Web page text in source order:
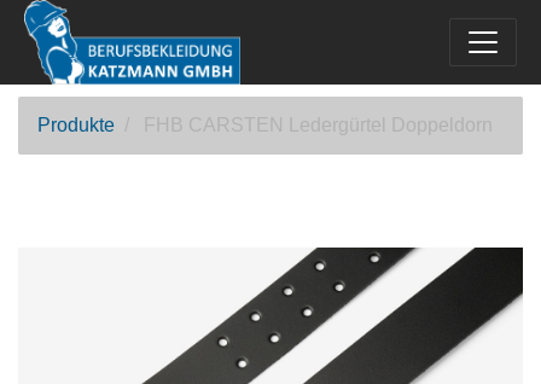
Produkte FHB CARSTEN Ledergürtel Doppeldorn